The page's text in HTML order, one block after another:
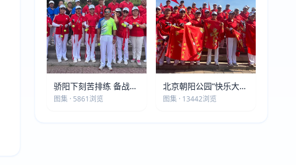
骄阳下刻苦排练 备战第
五届莫斯科世界大健康
图集 · 5861浏览
北京朝阳公园“快乐大本
营”建党105周年庆祝活
图集 · 13442浏览